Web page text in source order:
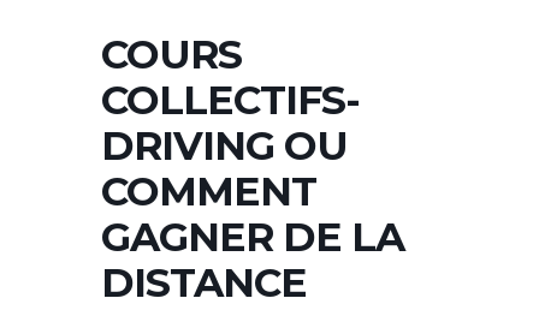
COURS
COLLECTIFS-
DRIVING OU
COMMENT
GAGNER DE LA
DISTANCE